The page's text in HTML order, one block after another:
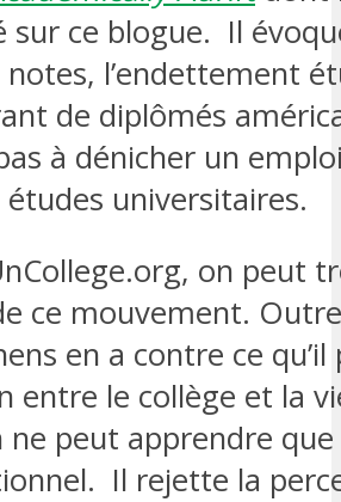
sur ce blogue. Il
notes, l’endettement
de diplômés
à dénicher un
universitaires.
on peut
ce mouvement.
en a contre ce
entre le collège et la
ne peut apprendre
Il rejette la